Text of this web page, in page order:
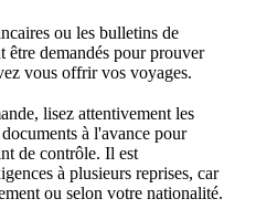
ou les bulletins de
être demandés pour prouver
vous offrir vos voyages.
lisez attentivement les
à l'avance pour
de contrôle. Il est
à plusieurs reprises, car
ou selon votre nationalité.